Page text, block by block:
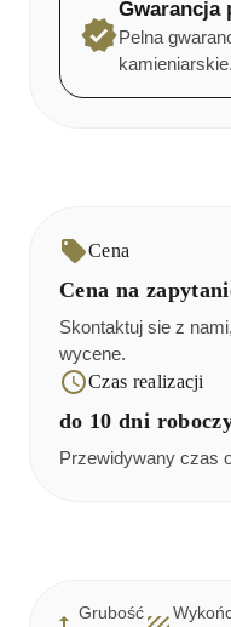
Gwarancja
Pelna
kamieniarskie.
Cena
Cena na
Skontaktuj sie z
wycene.
Czas realizacji
do 10 dni
Przewidywany czas
Grubość